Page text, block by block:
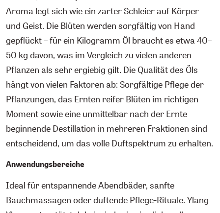
Aroma legt sich wie ein zarter Schleier auf Körper
und Geist. Die Blüten werden sorgfältig von Hand
gepflückt – für ein Kilogramm Öl braucht es etwa 40–
50 kg davon, was im Vergleich zu vielen anderen
Pflanzen als sehr ergiebig gilt. Die Qualität des Öls
hängt von vielen Faktoren ab: Sorgfältige Pflege der
Pflanzungen, das Ernten reifer Blüten im richtigen
Moment sowie eine unmittelbar nach der Ernte
beginnende Destillation in mehreren Fraktionen sind
entscheidend, um das volle Duftspektrum zu erhalten.
Anwendungsbereiche
Ideal für entspannende Abendbäder, sanfte
Bauchmassagen oder duftende Pflege-Rituale. Ylang